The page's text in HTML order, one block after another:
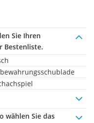
Sie Ihren
Bestenliste.
wählen Sie das